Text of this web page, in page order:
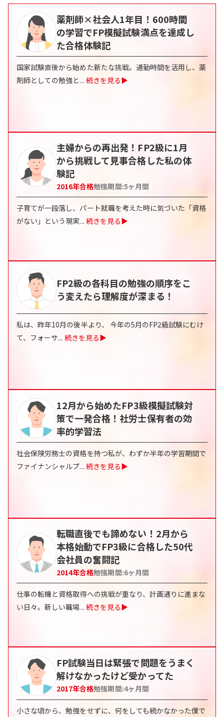
薬剤師×社会人1年目！600時間
の学習でFP模擬試験満点を達成し
た合格体験記
国家試験直後から始めた新たな挑戦。通勤時間を活用し、薬
剤師としての勉強と... 続きを見る▶
主婦からの再出発！FP2級に1月
から挑戦して見事合格した私の体
験記
2016年合格勉強期間:5ヶ月間
子育てが一段落し、パート就職を考えた時に気づいた「資格
がない」という現実... 続きを見る▶
FP2級の各科目の勉強の順序をこ
う変えたら理解度が深まる！
私は、昨年10月の後半より、 今年の5月のFP2級試験にむけ
て、フォーサ... 続きを見る▶
12月から始めたFP3級模擬試験対
策で一発合格！社労士保有者の効
率的学習法
社会保険労務士の資格を持つ私が、わずか半年の学習期間で
ファイナンシャルプ... 続きを見る▶
転職直後でも諦めない！2月から
本格始動でFP3級に合格した50代
会社員の奮闘記
2014年合格勉強期間:6ヶ月間
仕事の転機と資格取得への挑戦が重なり、計画通りに進まな
い日々。新しい職場... 続きを見る▶
FP試験当日は緊張で問題をうまく
解けなかったけど受かってた
2017年合格勉強期間:4ヶ月間
小さな頃から、勉強をせずに、何をしても続かなかった僕で